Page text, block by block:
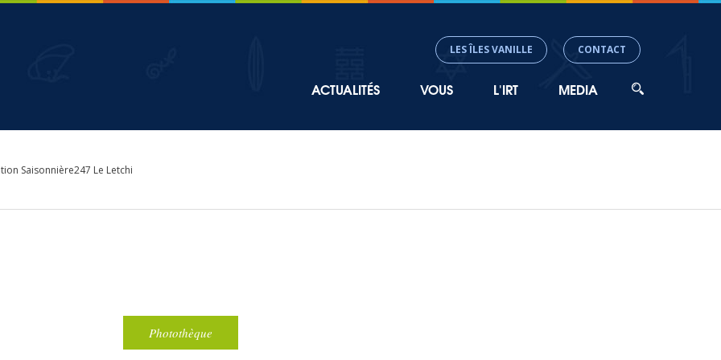
navigation
ACTUALITÉS VOUS L'IRT MEDIA
LES ÎLES VANILLE CONTACT
Saisonnière247 Le Letchi
Photothèque